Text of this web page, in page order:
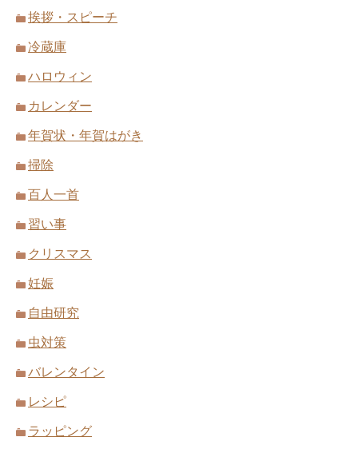
挨拶・スピーチ
冷蔵庫
ハロウィン
カレンダー
年賀状・年賀はがき
掃除
百人一首
習い事
クリスマス
妊娠
自由研究
虫対策
バレンタイン
レシピ
ラッピング